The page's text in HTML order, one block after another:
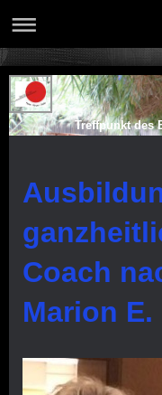
Treffpunkt des
Marion